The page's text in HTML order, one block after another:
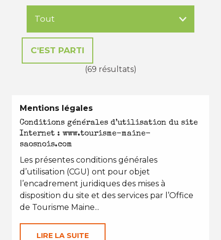
(69 résultats)
Mentions légales
Conditions générales d’utilisation du site
Internet : www.tourisme-maine-
saosnois.com
Les présentes conditions générales
d’utilisation (CGU) ont pour objet
l’encadrement juridiques des mises à
disposition du site et des services par l’Office
de Tourisme Maine...
LIRE LA SUITE